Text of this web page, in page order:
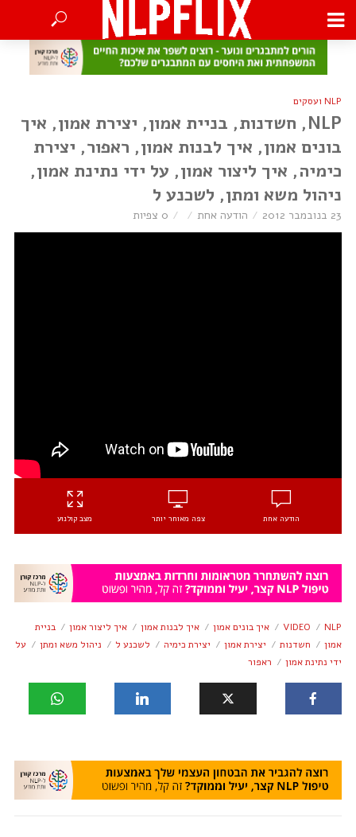
NLP ועסקים
NLP, חשדנות, בניית אמון, יצירת אמון, איך
בונים אמון, איך לבנות אמון, ראפור, יצירת
כימיה, איך ליצור אמון, על ידי נתינת אמון,
ניהול משא ומתן, לשכנע ל
23 בנובמבר 2012 הודעה אחת 0 צפיות
הודעה אחת צפה מאוחר יותר מצב קולנוע
NLP
VIDEO איך בונים אמון איך לבנות אמון איך ליצור אמון
בניית
אמון
חשדנות יצירת אמון יצירת כימיה לשכנע ל ניהול משא ומתן
על
ידי נתינת אמון
ראפור